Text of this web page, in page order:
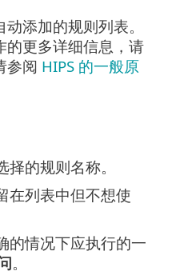
添加的规则列表。
的更多详细信息，请
参阅 HIPS 的一般原
的规则名称。
在列表中但不想使
的情况下应执行的一
。